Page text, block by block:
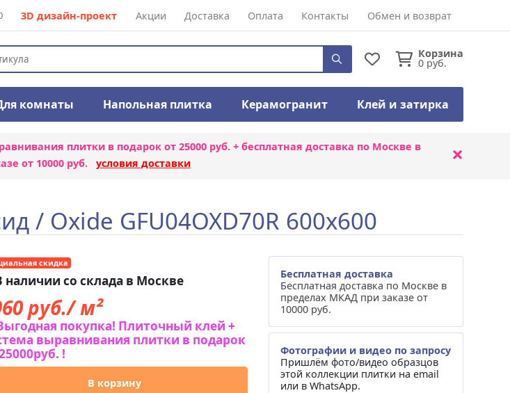
3D дизайн-проект Акции Доставка Оплата Контакты Обмен и возврат
Корзина
0 руб.
комнаты Напольная плитка Керамогранит Клей и затирка
плиткив подарок от 25000 руб. + бесплатная доставка по Москве в
от 10000 руб. условия доставки ×
/ Oxide GFU04OXD70R 600x600
скидка
со склада в Москве
руб./ м²
покупка! Плиточный клей +
выравнивания плитки в подарок
!
В корзину
Бесплатная доставка
Бесплатная доставка по Москве в
пределах МКАД при заказе от
10000 руб.
Фотографии и видео по запросу
Пришлём фото/видео образцов
этой коллекции плитки на email
или в WhatsApp.